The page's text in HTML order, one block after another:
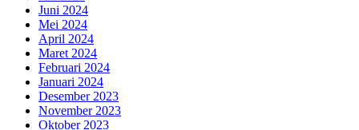
Juni 2024
Mei 2024
April 2024
Maret 2024
Februari 2024
Januari 2024
Desember 2023
November 2023
Oktober 2023